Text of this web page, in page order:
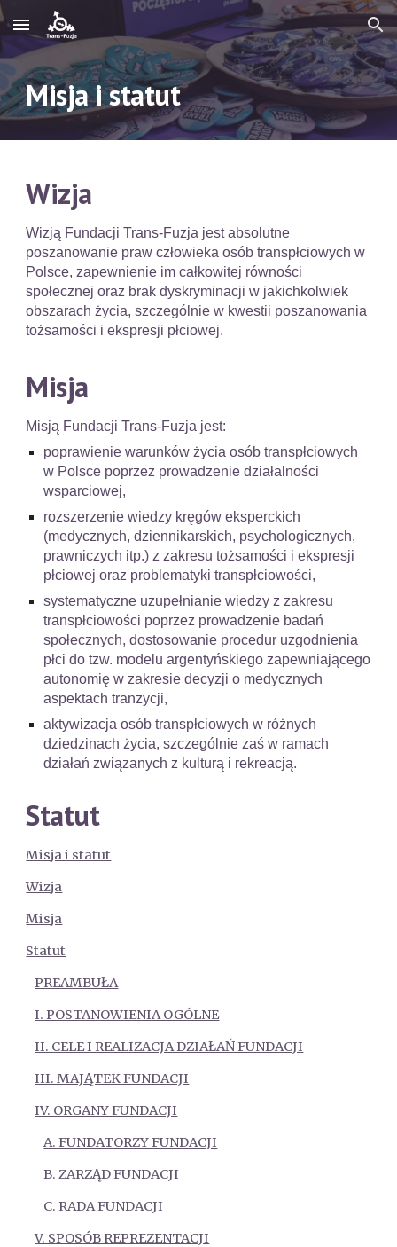
Skip to main content Skip to navigation
Misja i statut
Wizja
Wizją Fundacji Trans-Fuzja jest absolutne
poszanowanie praw człowieka osób transpłciowych w
Polsce, zapewnienie im całkowitej równości
społecznej oraz brak dyskryminacji w jakichkolwiek
obszarach życia, szczególnie w kwestii poszanowania
tożsamości i ekspresji płciowej.
Misja
Misją Fundacji Trans-Fuzja jest:
poprawienie warunków życia osób transpłciowych
w Polsce poprzez prowadzenie działalności
wsparciowej,
rozszerzenie wiedzy kręgów eksperckich
(medycznych, dziennikarskich, psychologicznych,
prawniczych itp.) z zakresu tożsamości i ekspresji
płciowej oraz problematyki transpłciowości,
systematyczne uzupełnianie wiedzy z zakresu
transpłciowości poprzez prowadzenie badań
społecznych, dostosowanie procedur uzgodnienia
płci do tzw. modelu argentyńskiego zapewniającego
autonomię w zakresie decyzji o medycznych
aspektach tranzycji,
aktywizacja osób transpłciowych w różnych
dziedzinach życia, szczególnie zaś w ramach
działań związanych z kulturą i rekreacją.
Statut
Misja i statut
Wizja
Misja
Statut
PREAMBUŁA
I. POSTANOWIENIA OGÓLNE
II. CELE I REALIZACJA DZIAŁAŃ FUNDACJI
III. MAJĄTEK FUNDACJI
IV. ORGANY FUNDACJI
A. FUNDATORZY FUNDACJI
B. ZARZĄD FUNDACJI
C. RADA FUNDACJI
V. SPOSÓB REPREZENTACJI